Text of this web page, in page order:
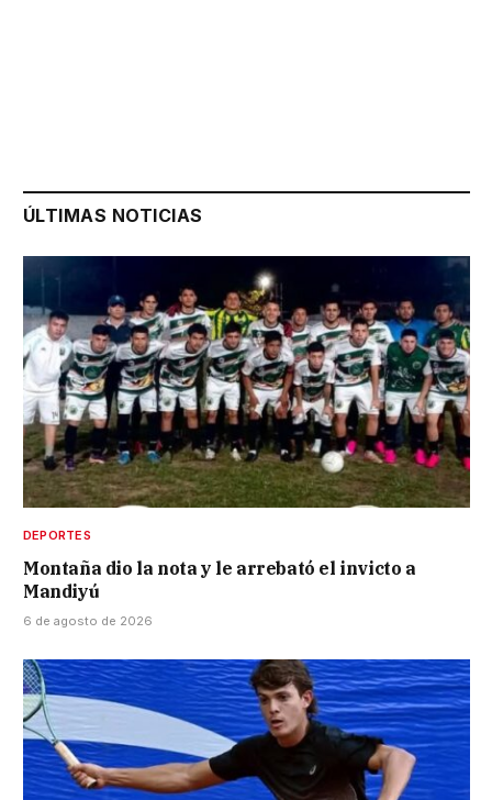
ÚLTIMAS NOTICIAS
DEPORTES
Montaña dio la nota y le arrebató el invicto a
Mandiyú
6 de agosto de 2026